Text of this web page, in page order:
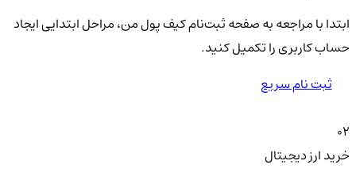
ابتدا با مراجعه به صفحه ثبت‌نام کیف‌ پول من، مراحل ابتدایی ایجاد
حساب کاربری را تکمیل کنید.
ثبت نام سریع
02
خرید ارز دیجیتال